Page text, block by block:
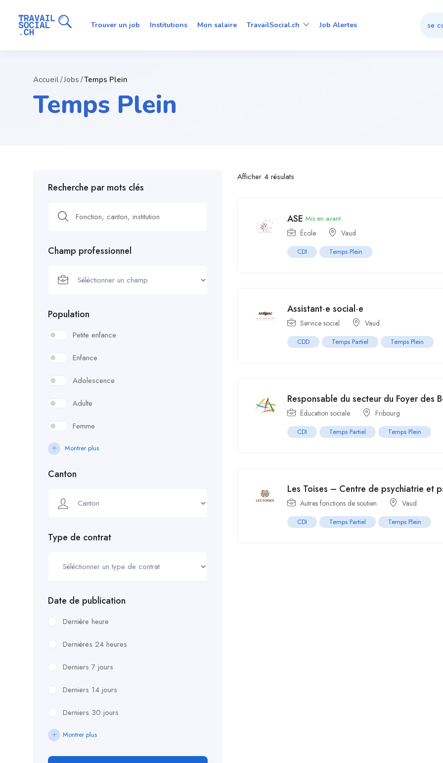
Trouver un job Institutions Mon salaire TravailSocial.ch Job Alertes se
Temps Plein
Accueil Jobs Temps Plein
Recherche par mots clés
Champ professionnel
Population
Petite enfance
Enfance
Adolescence
Adulte
Femme
Montrer plus
Canton
Type de contrat
Date de publication
Dernière heure
Dernières 24 heures
Derniers 7 jours
Derniers 14 jours
Derniers 30 jours
Montrer plus
Afficher 4 résulats
ASE Mis en avant
École Vaud
CDI Temps Plein
Assistant·e social·e
Service social Vaud
CDD Temps Partiel Temps Plein
Responsable du secteur du Foyer des
Éducation sociale Fribourg
CDI Temps Partiel Temps Plein
Les Toises – Centre de psychiatrie et
Autres fonctions de soutien Vaud
CDI Temps Partiel Temps Plein